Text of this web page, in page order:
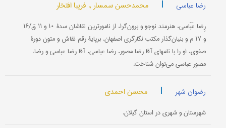
رضا عباسی | محمدحسن سمسار , فریبا افتخار
رِضا عَبّاسی، هنرمند نوجو و برون‌گرا، از نامورترین نقاشان سدۀ ۱۰ و ۱۱ ق/۱۶
و ۱۷ م و بنیان‌گذار مکتب نگارگری اصفهان. برپایۀ رقم نقاش و متون دورۀ
صفوی، او را با نامهای آقا رضا مصور، رضا عباسی، آقا رضا عباسی و رضاء
مصور عباسی می‌توان شناخت.
رضوان شهر | محسن احمدی
شهرستان و شهری در استان گیلان.